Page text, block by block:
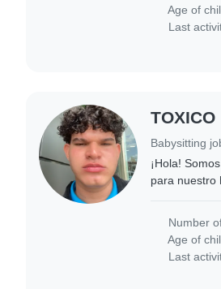
Age of
Last
TOXICO
Babysitting
¡Hola!
para nuestro
Number
Age of
Last